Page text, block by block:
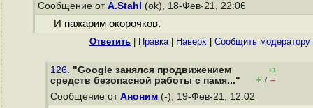
Сообщение от A.Stahl (ok), 18-Фев-21, 22:06
И нажарим окорочков.
Ответить Правка| Наверх Cообщить модератору
126. "Google занялся продвижением
средств безопасной работы с памя..."
+1
+ / –
Сообщение от Аноним (-), 19-Фев-21, 12:02